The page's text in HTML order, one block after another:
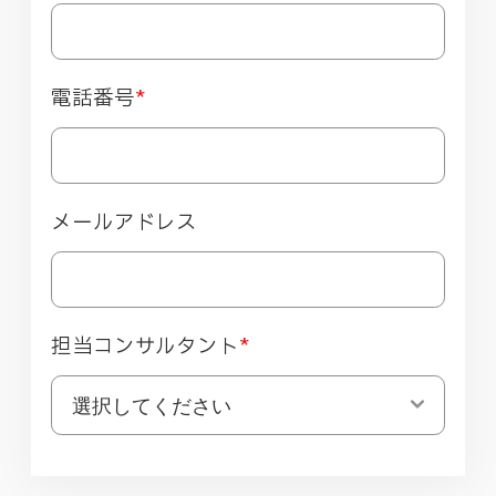
電話番号*
メールアドレス
担当コンサルタント*